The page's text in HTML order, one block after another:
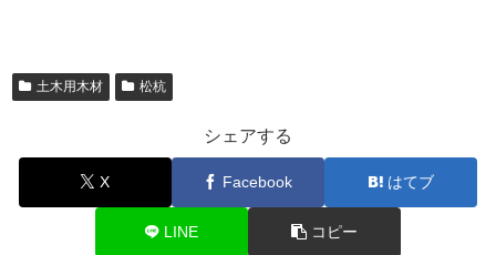
土木用木材 松杭
シェアする
X Facebook はてブ
LINE コピー